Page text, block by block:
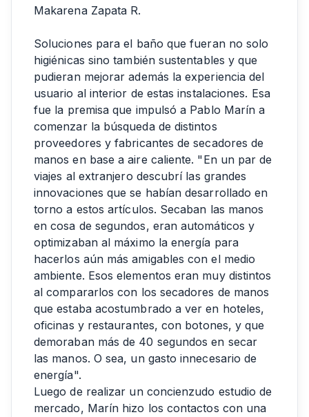
Makarena Zapata R.
Soluciones para el baño que fueran no solo
higiénicas sino también sustentables y que
pudieran mejorar además la experiencia del
usuario al interior de estas instalaciones. Esa
fue la premisa que impulsó a Pablo Marín a
comenzar la búsqueda de distintos
proveedores y fabricantes de secadores de
manos en base a aire caliente. "En un par de
viajes al extranjero descubrí las grandes
innovaciones que se habían desarrollado en
torno a estos artículos. Secaban las manos
en cosa de segundos, eran automáticos y
optimizaban al máximo la energía para
hacerlos aún más amigables con el medio
ambiente. Esos elementos eran muy distintos
al compararlos con los secadores de manos
que estaba acostumbrado a ver en hoteles,
oficinas y restaurantes, con botones, y que
demoraban más de 40 segundos en secar
las manos. O sea, un gasto innecesario de
energía".
Luego de realizar un concienzudo estudio de
mercado, Marín hizo los contactos con una